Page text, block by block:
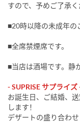
すので、予めご了承く
■20時以降の未成年の
■全席禁煙席です。
■当店は酒場です。静
- SUPRISE サプライズ
お誕生日、ご結婚、
します！
デザートの盛り合わ